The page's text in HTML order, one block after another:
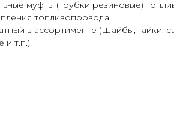
муфты (трубки резиновые)
топливопровода
в ассортименте (Шайбы, гайки,
и т.п.)